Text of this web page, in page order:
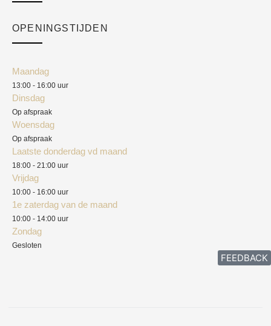
Academy
OPENINGSTIJDEN
Maandag
13:00 - 16:00 uur
Dinsdag
Op afspraak
Woensdag
Op afspraak
Laatste donderdag vd maand
18:00 - 21:00 uur
Vrijdag
10:00 - 16:00 uur
1e zaterdag van de maand
10:00 - 14:00 uur
Zondag
Gesloten
FEEDBACK